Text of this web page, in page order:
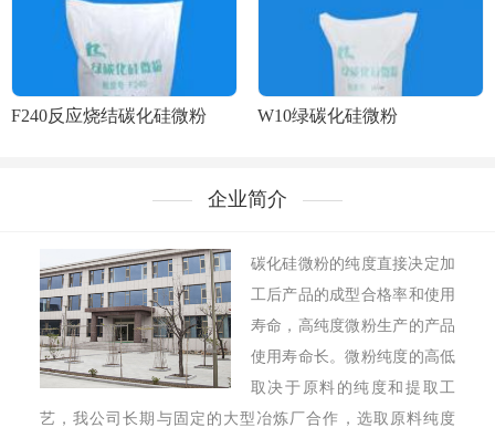
F240反应烧结碳化硅微粉 W10绿碳化硅微粉
企业简介
碳化硅微粉的纯度直接决定加
工后产品的成型合格率和使用
寿命，高纯度微粉生产的产品
使用寿命长。微粉纯度的高低
取决于原料的纯度和提取工
艺，我公司长期与固定的大型冶炼厂合作，选取原料纯度